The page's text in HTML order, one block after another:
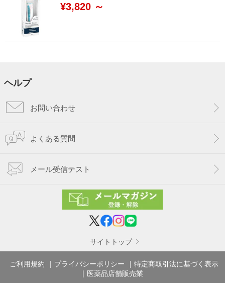
¥3,820 ～
ヘルプ
お問い合わせ
よくある質問
メール受信テスト
サイトトップ
ご利用規約 プライバシーポリシー
特定商取引法に基づく表示
医薬品店舗販売業